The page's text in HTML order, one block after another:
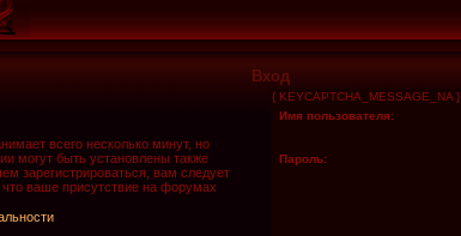
Вход
всего несколько минут, но
могут быть установлены также
зарегистрироваться, вам следует
ваше присутствие на форумах
{ KEYCAPTCHA_MESSAGE_NA }
Имя пользователя:
Пароль: